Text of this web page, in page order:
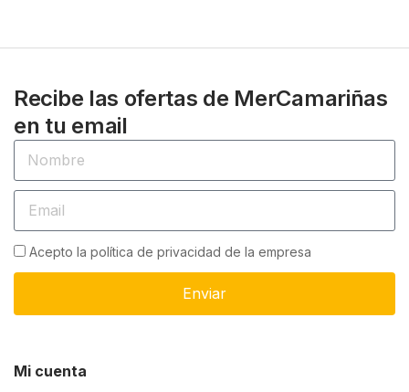
Recibe las ofertas de MerCamariñas
en tu email
Acepto la política de privacidad de la empresa
Enviar
Mi cuenta